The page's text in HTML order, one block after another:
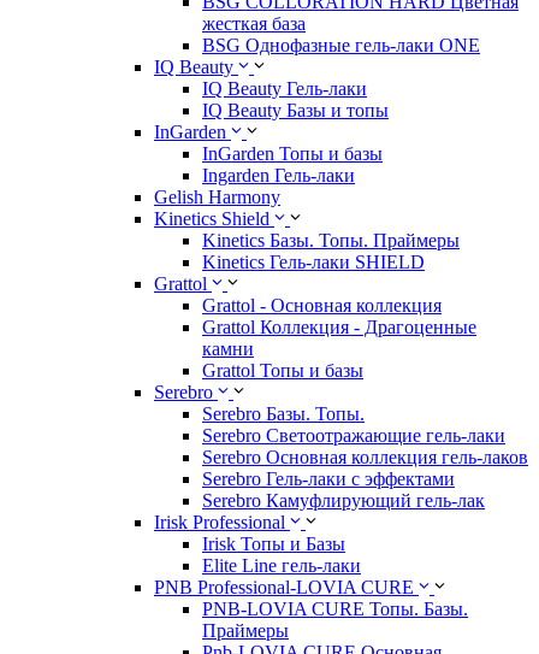
жесткая база
BSG Однофазные гель-лаки ONE
IQ Beauty
IQ Beauty Гель-лаки
IQ Beauty Базы и топы
InGarden
InGarden Топы и базы
Ingarden Гель-лаки
Gelish Harmony
Kinetics Shield
Kinetics Базы. Топы. Праймеры
Kinetics Гель-лаки SHIELD
Grattol
Grattol - Oснoвнaя коллекция
Grattol Коллекция - Драгоценные
камни
Grattol Топы и базы
Serebro
Serebro Базы. Топы.
Serebro Светоотражающие гель-лаки
Serebro Основная коллекция гель-лаков
Serebro Гель-лаки с эффектами
Serebro Камуфлирующий гель-лак
Irisk Professional
Irisk Топы и Базы
Elite Line гель-лаки
PNB Professional-LOVIA CURE
PNB-LOVIA CURE Топы. Базы.
Праймеры